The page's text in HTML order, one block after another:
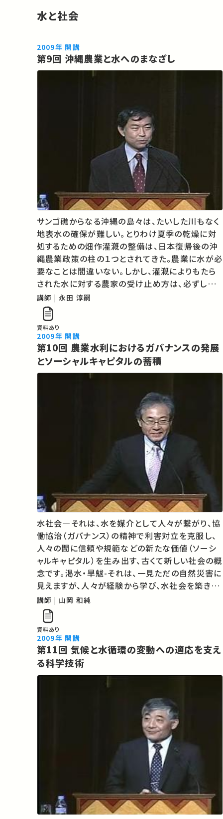
水と社会
2009年 開講
第9回 沖縄農業と水へのまなざし
サンゴ礁からなる沖縄の島々は、たいした川もなく
地表水の確保が難しい。とりわけ夏季の乾燥に対
処するための畑作灌漑の整備は、日本復帰後の沖
縄農業政策の柱の１つとされてきた。農業に水が必
要なことは間違いない。しかし、灌漑によりもたら
された水に対する農家の受け止め方は、必ずしも
政策が想定した通りではなかった。沖縄農業と水と
の一筋縄ではいかない関係を、農家の水へのまな
ざしの進化という視点から読み解いてみた…
講師 | 永田 淳嗣
資料あり
2009年 開講
第10回 農業水利におけるガバナンスの発展
とソーシャルキャピタルの蓄積
水社会―それは、水を媒介として人々が繋がり、協
働協治（ガバナンス）の精神で利害対立を克服し、
人々の間に信頼や規範などの新たな価値（ソーシ
ャルキャピタル）を生み出す、古くて新しい社会の概
念です。渇水・旱魃-それは、一見ただの自然災害に
見えますが、人々が経験から学び、水社会を築き上
げていく貴重な鍛錬の場とも言えます。日本を含む
モンスーンアジアの国々に共通した、水社会の成立
過程を辿り、私たちの未来社会の…
講師 | 山岡 和純
資料あり
2009年 開講
第11回 気候と水循環の変動への適応を支え
る科学技術